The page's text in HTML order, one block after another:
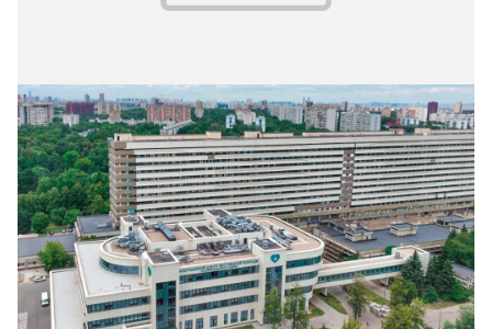
19.07.2026 № 27 (425)
Реконструкция больницы
Регистрационное свидетельство ПИ № ФС 77 – 71880
от 13 декабря 2017 г.
Выдано Федеральной службой по надзору в сфере